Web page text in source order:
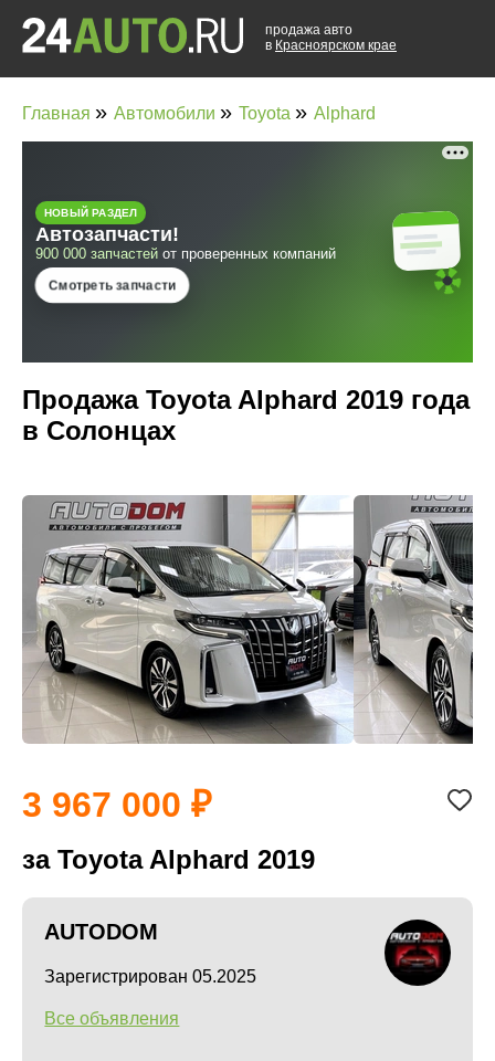
продажа авто
в Красноярском крае
Главная » Автомобили » Toyota » Alphard
Продажа Toyota Alphard 2019 года
в Солонцах
3 967 000
за Toyota Alphard 2019
AUTODOM
Зарегистрирован 05.2025
Все объявления